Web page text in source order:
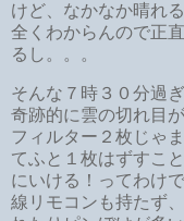
けど、なかなか晴れ
全くわからんので正
るし。。。
そんな７時３０分過
奇跡的に雲の切れ目
フィルター２枚じゃ
てふと１枚はずすこ
にいける！ってわけ
線リモコンも持たず